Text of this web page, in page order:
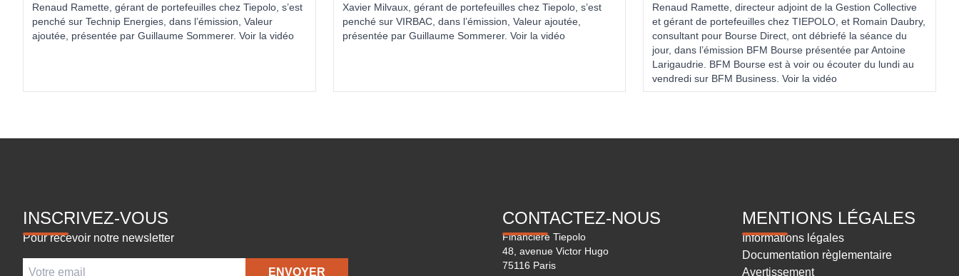
Renaud Ramette, gérant de portefeuilles chez Tiepolo, s’est
penché sur Technip Energies, dans l’émission, Valeur
ajoutée, présentée par Guillaume Sommerer. Voir la vidéo
Xavier Milvaux, gérant de portefeuilles chez Tiepolo, s’est
penché sur VIRBAC, dans l’émission, Valeur ajoutée,
présentée par Guillaume Sommerer. Voir la vidéo
Renaud Ramette, directeur adjoint de la Gestion Collective
et gérant de portefeuilles chez TIEPOLO, et Romain Daubry,
consultant pour Bourse Direct, ont débriefé la séance du
jour, dans l’émission BFM Bourse présentée par Antoine
Larigaudrie. BFM Bourse est à voir ou écouter du lundi au
vendredi sur BFM Business. Voir la vidéo
INSCRIVEZ-VOUS
Pour recevoir notre newsletter
CONTACTEZ-NOUS
Financière Tiepolo
48, avenue Victor Hugo
75116 Paris
MENTIONS LÉGALES
Informations légales
Documentation règlementaire
Avertissement